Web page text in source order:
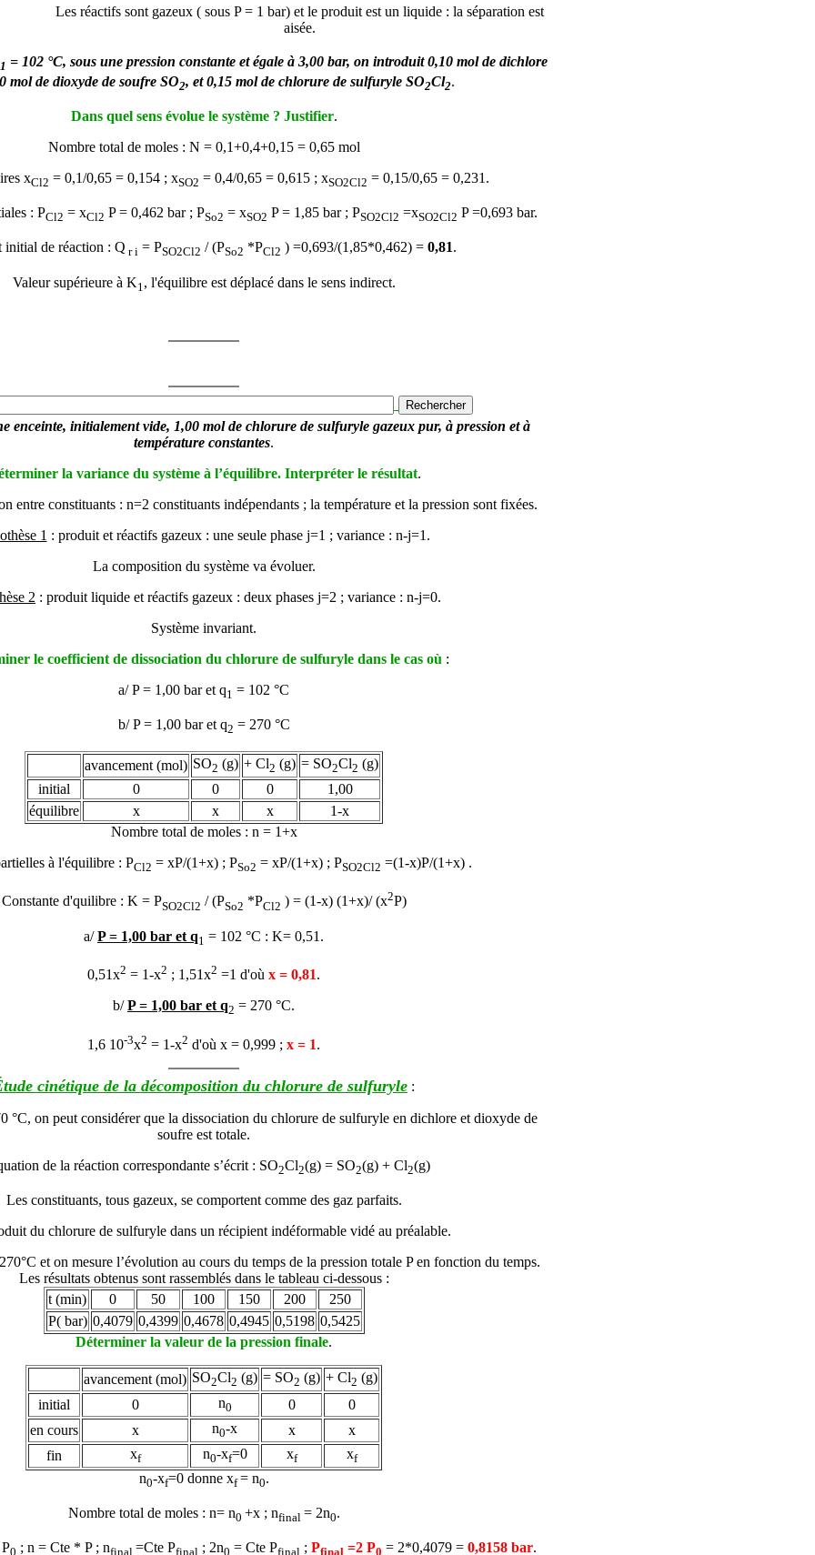
Les réactifs sont gazeux ( sous P = 1 bar) et le produit est un liquide : la séparation est
aisée.
1 = 102 °C, sous une pression constante et égale à 3,00 bar, on introduit 0,10 mol de dichlore
mol de dioxyde de soufre SO2, et 0,15 mol de chlorure de sulfuryle SO2Cl2.
Dans quel sens évolue le système ? Justifier.
Nombre total de moles : N = 0,1+0,4+0,15 = 0,65 mol
xCl2 = 0,1/0,65 = 0,154 ; xSO2 = 0,4/0,65 = 0,615 ; xSO2Cl2 = 0,15/0,65 = 0,231.
: PCl2 = xCl2 P = 0,462 bar ; PSo2 = xSO2 P = 1,85 bar ; PSO2Cl2 =xSO2Cl2 P =0,693 bar.
initial de réaction : Qr i = PSO2Cl2 / (PSo2 *PCl2 ) =0,693/(1,85*0,462) = 0,81.
Valeur supérieure à K1 , l'équilibre est déplacé dans le sens indirect.
enceinte, initialement vide, 1,00 mol de chlorure de sulfuryle gazeux pur, à pression et à
température constantes.
la variance du système à l’équilibre. Interpréter le résultat.
entre constituants : n=2 constituants indépendants ; la température et la pression sont fixées.
1 : produit et réactifs gazeux : une seule phase j=1 ; variance : n-j=1.
La composition du système va évoluer.
2 : produit liquide et réactifs gazeux : deux phases j=2 ; variance : n-j=0.
Système invariant.
le coefficient de dissociation du chlorure de sulfuryle dans le cas où :
a/ P = 1,00 bar et q1 = 102 °C
b/ P = 1,00 bar et q2 = 270 °C
avancement (mol) SO2 (g) + Cl2 (g) = SO2Cl2 (g)
initial
0 0 0
1,00
équilibre
x x x
1-x
Nombre total de moles : n = 1+x
à l'équilibre : PCl2 = xP/(1+x); PSo2 = xP/(1+x); PSO2Cl2 =(1-x)P/(1+x).
Constante d'quilibre : K = PSO2Cl2 / (PSo2 *PCl2 ) = (1-x) (1+x)/ (x2P)
a/P = 1,00 bar et q1 = 102 °C : K= 0,51.
0,51x2 = 1-x2 ; 1,51x2 =1 d'où x = 0,81.
b/P = 1,00 bar et q2 = 270 °C.
1,6 10-3x2 = 1-x2 d'où x = 0,999 ; x = 1.
cinétique de la décomposition du chlorure de sulfuryle :
°C, on peut considérer que la dissociation du chlorure de sulfuryle en dichlore et dioxyde de
soufre est totale.
de la réaction correspondante s’écrit : SO2Cl2(g) = SO2(g) + Cl2(g)
Les constituants, tous gazeux, se comportent comme des gaz parfaits.
du chlorure de sulfuryle dans un récipient indéformable vidé au préalable.
et on mesure l’évolution au cours du temps de la pression totale P en fonction du temps.
Les résultats obtenus sont rassemblés dans le tableau ci-dessous :
t (min)
0 50 100 150 200
250
P( bar) 0,4079 0,4399 0,4678 0,4945 0,5198 0,5425
Déterminer la valeur de la pression finale.
avancement (mol) SO2Cl2 (g) = SO2 (g) + Cl2 (g)
initial
0 n0 0
0
en cours
x n0-x x
x
fin
xf n0-xf=0 xf xf
n0-xf=0donne xf=n0.
Nombre total de moles : n= n0 +x ; nfinal = 2n0.
; n = Cte * P ; n =Cte P ; 2n = Cte P ; P =2 P = 2*0,4079 = 0,8158 bar.